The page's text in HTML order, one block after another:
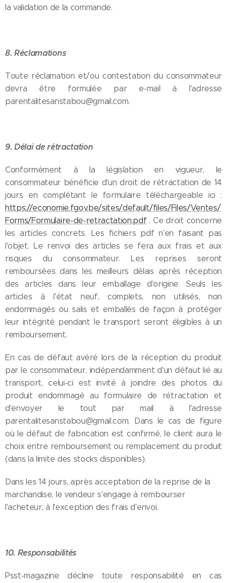
la validation de la commande.
8. Réclamations
Toute réclamation et/ou contestation du consommateur
devra être formulée par e-mail à l'adresse
parentalitesanstabou@gmail.com.
9. Délai de rétractation
Conformément à la législation en vigueur, le
consommateur bénéficie d'un droit de rétractation de 14
jours en complétant le formulaire téléchargeable ici :
https://economie.fgov.be/sites/default/files/Files/Ventes/
Forms/Formulaire-de-retractation.pdf . Ce droit concerne
les articles concrets. Les fichiers pdf n'en faisant pas
l'objet. Le renvoi des articles se fera aux frais et aux
risques du consommateur. Les reprises seront
remboursées dans les meilleurs délais après réception
des articles dans leur emballage d'origine. Seuls les
articles à l'état neuf, complets, non utilisés, non
endommagés ou salis et emballés de façon à protéger
leur intégrité pendant le transport seront éligibles à un
remboursement.
En cas de défaut avéré lors de la réception du produit
par le consommateur, indépendamment d'un défaut lié au
transport, celui-ci est invité à joindre des photos du
produit endommagé au formulaire de rétractation et
d'envoyer le tout par mail à l'adresse
parentalitesanstabou@gmail.com. Dans le cas de figure
où le défaut de fabrication est confirmé, le client aura le
choix entre remboursement ou remplacement du produit
(dans la limite des stocks disponibles).
Dans les 14 jours, après acceptation de la reprise de la
marchandise, le vendeur s'engage à rembourser
l'acheteur, à l'exception des frais d'envoi.
10. Responsabilités
Psst-magazine décline toute responsabilité en cas